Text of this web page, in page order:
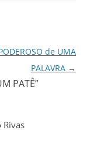
de UMA
PALAVRA →
PATÊ”
Rivas